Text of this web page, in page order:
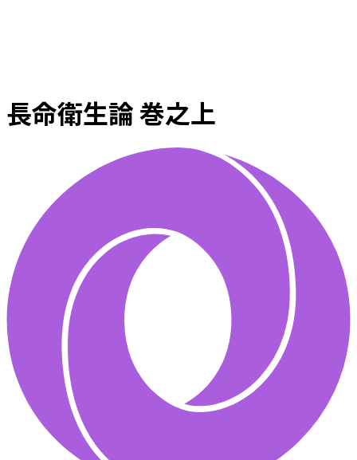
長命衛生論 巻之上